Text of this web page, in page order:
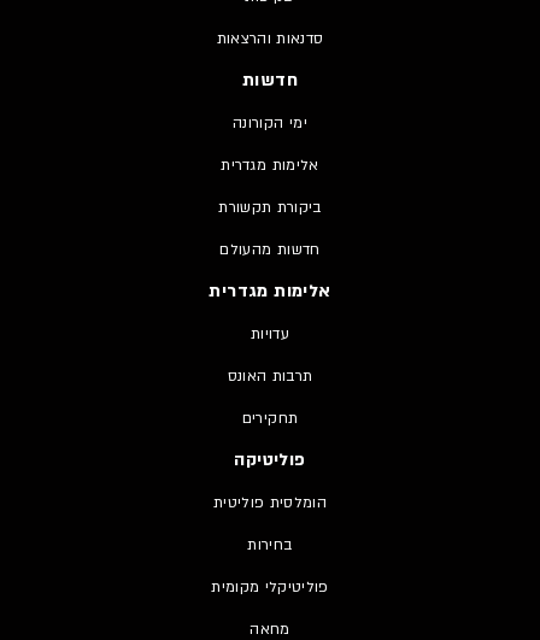
סדנאות והרצאות
חדשות
ימי הקורונה
אלימות מגדרית
ביקורת תקשורת
חדשות מהעולם
אלימות מגדרית
עדויות
תרבות האונס
תחקירים
פוליטיקה
הומלסית פוליטית
בחירות
פוליטיקלי מקומית
מחאה